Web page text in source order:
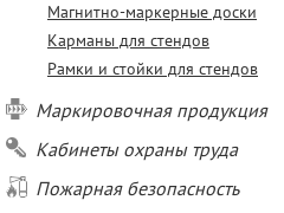
Магнитно-маркерные доски
Карманы для стендов
Рамки и стойки для стендов
Маркировочная продукция
Кабинеты охраны труда
Пожарная безопасность